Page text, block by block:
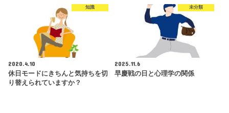
知識
2020.4.10
休日モードにきちんと気持ちを切
り替えられていますか？
未分類
2025.11.6
早慶戦の日と心理学の関係